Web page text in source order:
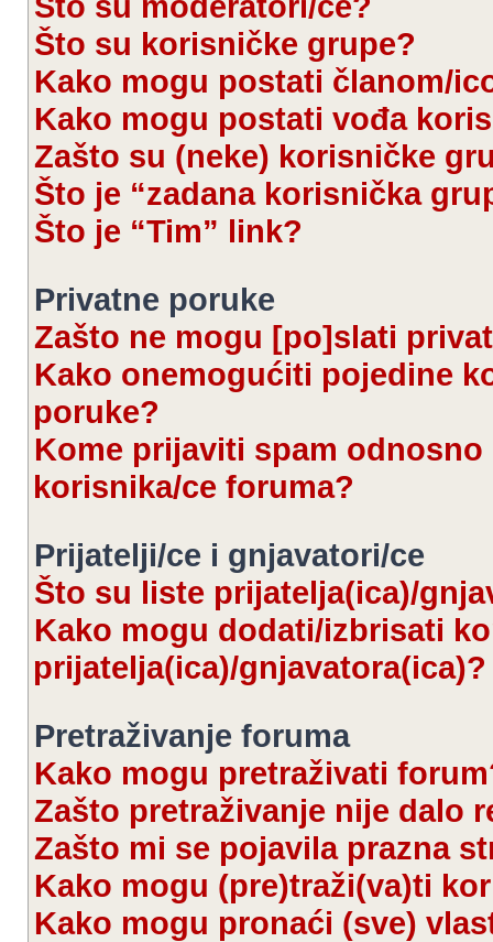
Što su korisničke grupe?
Kako mogu postati članom/
Kako mogu postati vođa
Zašto su (neke) korisničke
Što je “zadana korisnička
Što je “Tim” link?
Privatne poruke
Zašto ne mogu [po]slati
Kako onemogućiti pojedine
poruke?
Kome prijaviti spam
korisnika/ce foruma?
Prijatelji/ce i gnjavatori/ce
Što su liste prijatelja(ica)/
Kako mogu dodati/izbrisati
prijatelja(ica)/gnjavatora(ica)?
Pretraživanje foruma
Kako mogu pretraživati
Zašto pretraživanje nije dalo
Zašto mi se pojavila prazna
Kako mogu (pre)traži(va)ti
Kako mogu pronaći (sve)